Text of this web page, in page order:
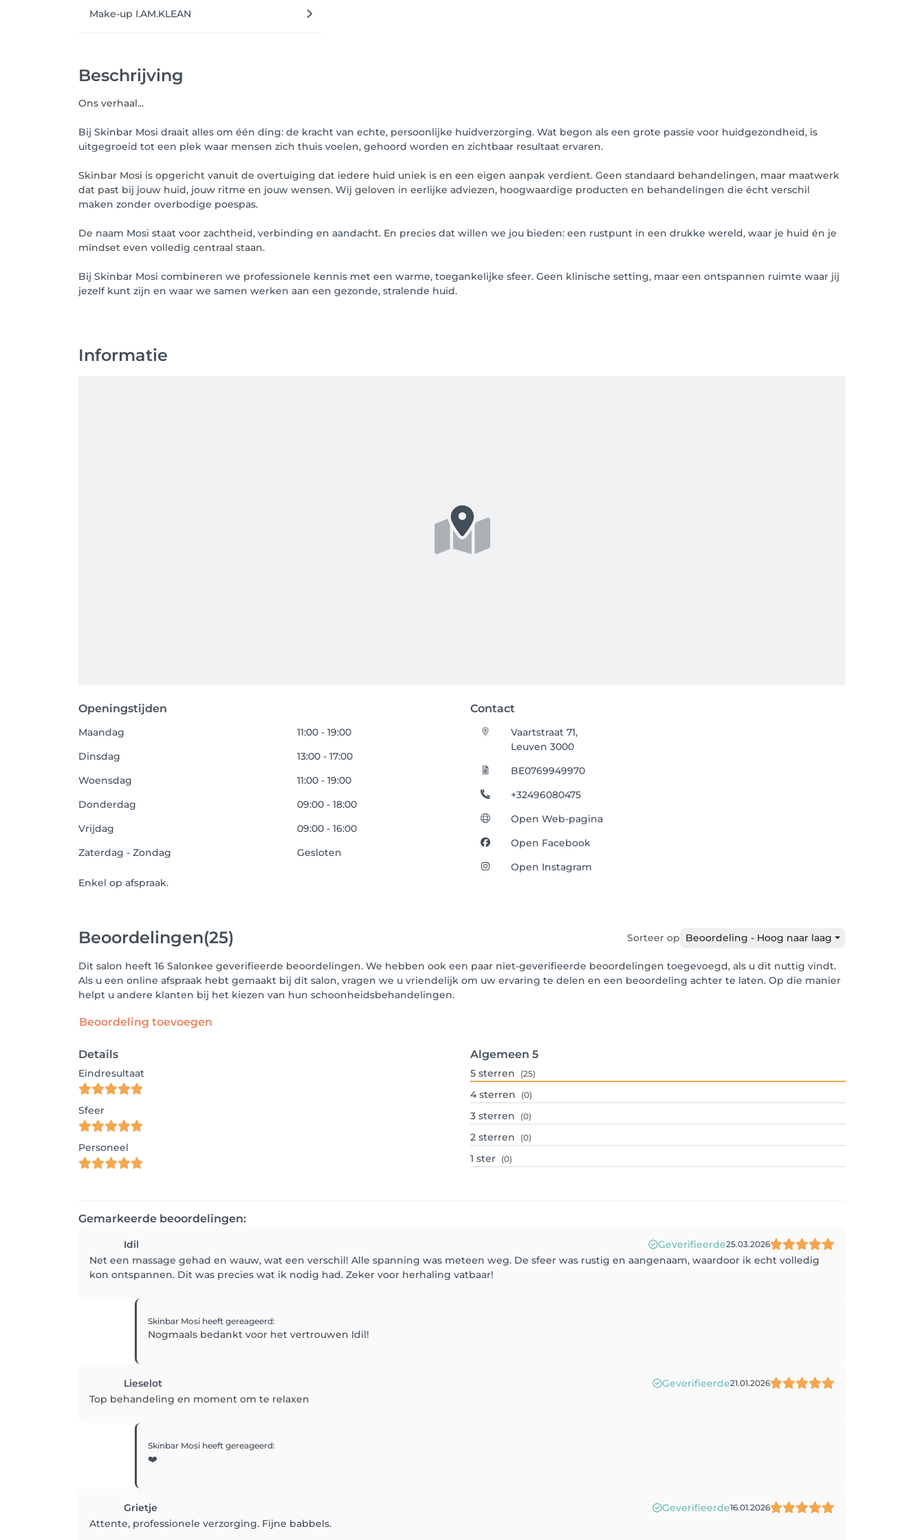
Make-up I.AM.KLEAN
Beschrijving
Ons verhaal...
Bij Skinbar Mosi draait alles om één ding: de kracht van echte, persoonlijke huidverzorging. Wat begon als een grote passie voor huidgezondheid, is
uitgegroeid tot een plek waar mensen zich thuis voelen, gehoord worden en zichtbaar resultaat ervaren.
Skinbar Mosi is opgericht vanuit de overtuiging dat iedere huid uniek is en een eigen aanpak verdient. Geen standaard behandelingen, maar maatwerk
dat past bij jouw huid, jouw ritme en jouw wensen. Wij geloven in eerlijke adviezen, hoogwaardige producten en behandelingen die écht verschil
maken zonder overbodige poespas.
De naam Mosi staat voor zachtheid, verbinding en aandacht. En precies dat willen we jou bieden: een rustpunt in een drukke wereld, waar je huid én je
mindset even volledig centraal staan.
Bij Skinbar Mosi combineren we professionele kennis met een warme, toegankelijke sfeer. Geen klinische setting, maar een ontspannen ruimte waar jij
jezelf kunt zijn en waar we samen werken aan een gezonde, stralende huid.
Informatie
Openingstijden Contact
Maandag
11:00 - 19:00
Dinsdag
13:00 - 17:00
Woensdag
11:00 - 19:00
Donderdag
09:00 - 18:00
Vrijdag
09:00 - 16:00
Zaterdag - Zondag
Gesloten
Enkel op afspraak.
Vaartstraat 71,
Leuven 3000
BE0769949970
+32496080475
Open Web-pagina
Open Facebook
Open Instagram
Beoordelingen(25) Sorteer op Beoordeling - Hoog naar laag
Dit salon heeft 16 Salonkee geverifieerde beoordelingen. We hebben ook een paar niet-geverifieerde beoordelingen toegevoegd, als u dit nuttig vindt.
Als u een online afspraak hebt gemaakt bij dit salon, vragen we u vriendelijk om uw ervaring te delen en een beoordeling achter te laten. Op die manier
helpt u andere klanten bij het kiezen van hun schoonheidsbehandelingen.
Beoordeling toevoegen
Details
Eindresultaat
Sfeer
Personeel
Algemeen 5
5 sterren (25)
4 sterren (0)
3 sterren (0)
2 sterren (0)
1 ster (0)
Gemarkeerde beoordelingen:
Idil Geverifieerde25.03.2026
Net een massage gehad en wauw, wat een verschil! Alle spanning was meteen weg. De sfeer was rustig en aangenaam, waardoor ik echt volledig
kon ontspannen. Dit was precies wat ik nodig had. Zeker voor herhaling vatbaar!
Skinbar Mosi heeft gereageerd:
Nogmaals bedankt voor het vertrouwen Idil!
Lieselot Geverifieerde21.01.2026
Top behandeling en moment om te relaxen
Skinbar Mosi heeft gereageerd:
❤️
Grietje Geverifieerde16.01.2026
Attente, professionele verzorging. Fijne babbels.